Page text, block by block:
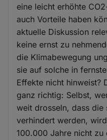
eine leicht erhöhte
auch Vorteile haben
aktuelle Diskussion
keine ernst zu
die Klimabewegung
sie auf solche in
Effekte nicht hinweist?
ganz richtig: Selbst,
weit drosseln, dass die
verhindert werden,
100.000 Jahre nicht zu